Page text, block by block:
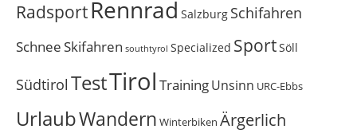
RadsportRennrad Salzburg Schifahren
Schnee Skifahren southtyrol Specialized SportSöll
Südtirol TestTirol TrainingUnsinn URC-Ebbs
UrlaubWandern Winterbiken Ärgerlich